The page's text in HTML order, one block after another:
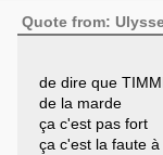
Quote from:
de dire que
de la marde
ça c'est pas fort
ça c'est la faute